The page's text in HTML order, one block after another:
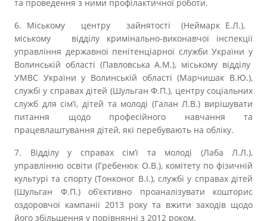
та проведення з ними профілактичної роботи.
6. Міському центру зайнятості (Неймарк Е.Л.),
міському відділу кримінально-виконавчої інспекції
управління державної пенітенціарної служби України у
Волинській області (Павловська А.М.), міському відділу
УМВС України у Волинській області (Марчишак В.Ю.),
службі у справах дітей (Шульган Ф.П.), центру соціальних
служб для сім’ї, дітей та молоді (Галан Л.В.) вирішувати
питання щодо професійного навчання та
працевлаштування дітей, які перебувають на обліку.
7. Відділу у справах сім’ї та молоді (Лаба Л.Л.),
управлінню освіти (Гребенюк О.В.), комітету по фізичній
культурі та спорту (Тонконог В.І.), службі у справах дітей
(Шульган Ф.П.) об’єктивно проаналізувати кошторис
оздоровчої кампанії 2013 року та вжити заходів щодо
його збільшення у порівнянні з 2012 роком.